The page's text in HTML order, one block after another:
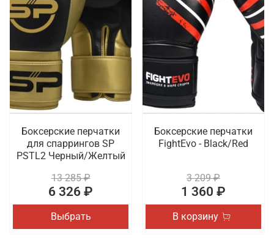
Боксерские перчатки
для спаррингов SP
PSTL2 Черный/Желтый
13 285 ₽
6 326 ₽
Выбрать
Боксерские перчатки
FightEvo - Black/Red
3 209 ₽
1 360 ₽
В корзину